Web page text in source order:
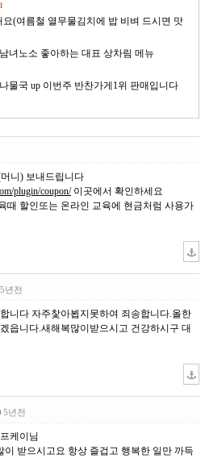
1
요(여름철 열무물김치에 밥 비벼 드시면 맛
녀노소 좋아하는 대표 상차림 메뉴
물국 up 이번주 반찬가게1위 판매입니다
니) 보내드립니다
plugin/coupon/이곳에서 확인하세요
때 할인또는 온라인 교육에 현금처럼 사용가
5년전
니다 자주찿아뵙지못하여 죄송합니다.올한
읍니다.새해복많이받으시고 건강하시구 대
5년전
케이님
이 받으시고요 항상 즐겁고 행복한 일만 까득